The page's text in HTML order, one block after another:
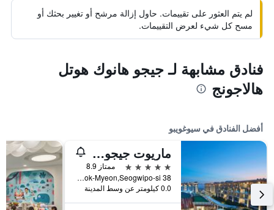
لم يتم العثور على تقييمات. حاول إزالة مرشح أو تغيير بحثك أو
مسح كل شيء لعرض التقييمات.
فنادق مشابهة لـ جيجو هانوك هوتل
هالاجونج
أفضل الفنادق في سيوغويبو
ماريوت جيجو شنوا وورلد هوتلز آند ريزورتس
5 نجوم
ممتاز 8.9
38 Sinhwayeoksa-ro 304Beon-Gil, Andeok-Myeon,Seogwipo-si, سيوغويبو, كوريا الجنوبية
0.0 كيلومتر عن وسط المدينة